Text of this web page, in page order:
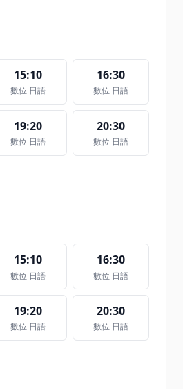
15:10
數位 日語
16:30
數位 日語
19:20
數位 日語
20:30
數位 日語
15:10
數位 日語
16:30
數位 日語
19:20
數位 日語
20:30
數位 日語